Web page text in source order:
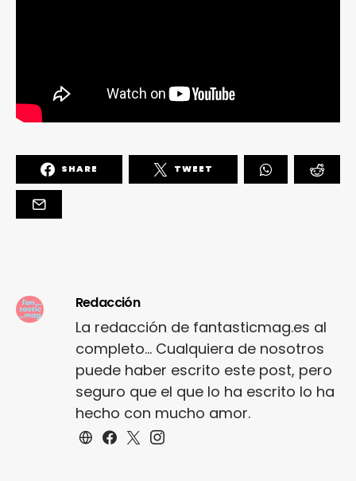
SHARE TWEET
Redacción
La redacción de fantasticmag.es al
completo... Cualquiera de nosotros
puede haber escrito este post, pero
seguro que el que lo ha escrito lo ha
hecho con mucho amor.